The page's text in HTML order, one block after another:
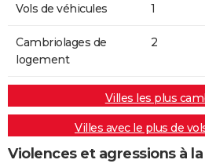
Vols de véhicules 1
Cambriolages de
logement
2
Villes les plus
Villes avec le plus de
Violences et agressions à